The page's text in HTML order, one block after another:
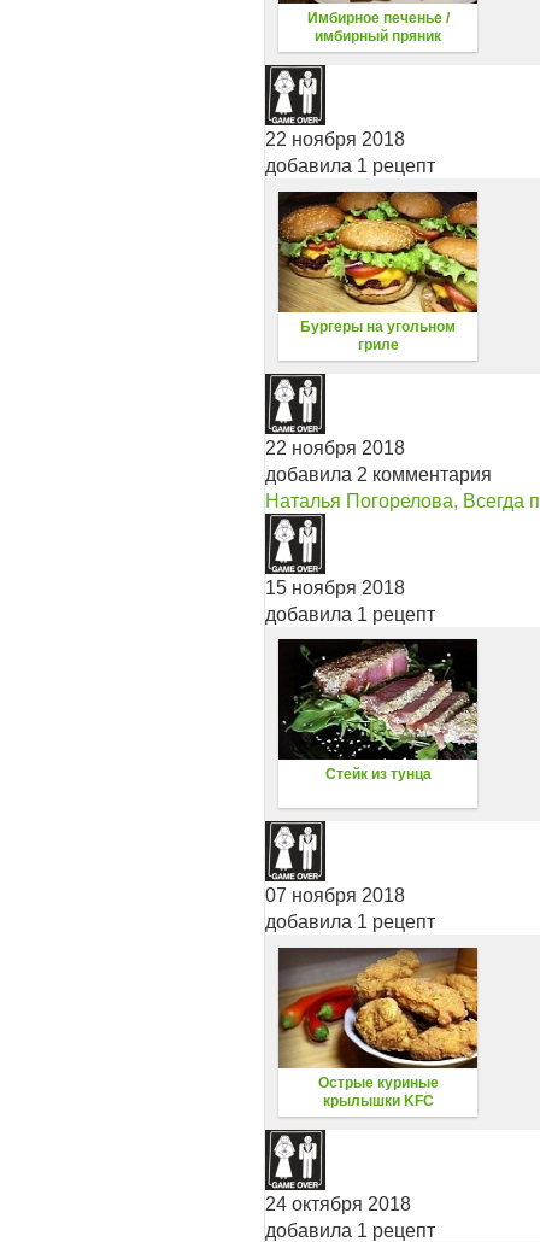
Имбирное печенье /
имбирный пряник
22 ноября 2018
добавила 1 рецепт
Бургеры на угольном
гриле
22 ноября 2018
добавила 2 комментария
Наталья Погорелова, Всегда
15 ноября 2018
добавила 1 рецепт
Стейк из тунца
07 ноября 2018
добавила 1 рецепт
Острые куриные
крылышки KFC
24 октября 2018
добавила 1 рецепт